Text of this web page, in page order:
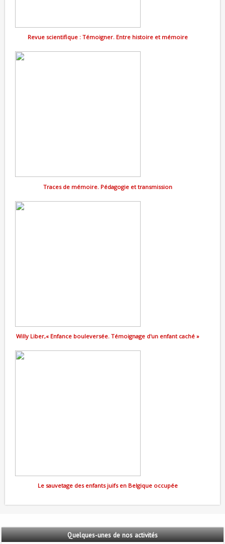
Revue scientifique : Témoigner. Entre histoire et mémoire
Traces de mémoire. Pédagogie et transmission
Willy Liber,« Enfance bouleversée. Témoignage d'un enfant caché »
Le sauvetage des enfants juifs en Belgique occupée
Quelques-unesde nos activités